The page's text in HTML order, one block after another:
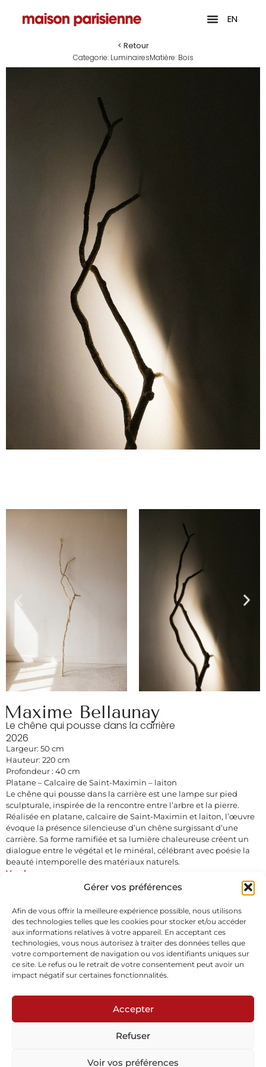
Gérer vos préférences
Afin de vous offrir la meilleure expérience possible, nous utilisons
des technologies telles que les cookies pour stocker et/ou accéder
aux informations relatives à votre appareil. En acceptant ces
technologies, vous nous autorisez à traiter des données telles que
votre comportement de navigation ou vos identifiants uniques sur
ce site. Le refus ou le retrait de votre consentement peut avoir un
impact négatif sur certaines fonctionnalités.
Accepter
Refuser
Voir vos préférences
EN
< Retour
Categorie: LuminairesMatière: Bois
Maxime Bellaunay
Le chêne qui pousse dans la carrière
2026
Largeur: 50 cm
Hauteur: 220 cm
Profondeur : 40 cm
Platane – Calcaire de Saint-Maximin – laiton
Le chêne qui pousse dans la carrière est une lampe sur pied
sculpturale, inspirée de la rencontre entre l’arbre et la pierre.
Réalisée en platane, calcaire de Saint-Maximin et laiton, l’œuvre
évoque la présence silencieuse d’un chêne surgissant d’une
carrière. Sa forme ramifiée et sa lumière chaleureuse créent un
dialogue entre le végétal et le minéral, célébrant avec poésie la
beauté intemporelle des matériaux naturels.
Vendu
Demande d'informations
Abonnez-vous à notre newsletter